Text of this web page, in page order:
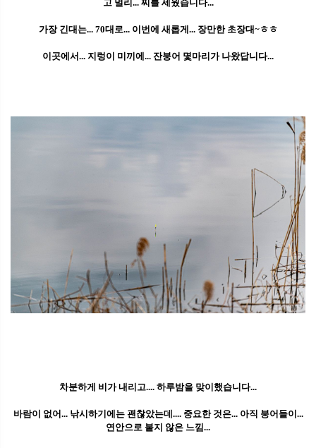
고 멀리... 찌를 세웠습니다...
가장 긴대는... 70대로... 이번에 새롭게... 장만한 초장대~ㅎㅎ
이곳에서... 지렁이 미끼에... 잔붕어 몇마리가 나왔답니다...
차분하게 비가 내리고.... 하루밤을 맞이했습니다...
바람이 없어... 낚시하기에는 괜찮았는데.... 중요한 것은... 아직 붕어들이...
연안으로 붙지 않은 느낌...